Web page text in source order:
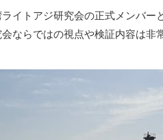
イトアジ研究会の正式メンバー
ならではの視点や検証内容は非